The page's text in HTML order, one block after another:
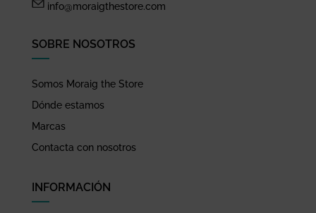
info@moraigthestore.com
SOBRE NOSOTROS
Somos Moraig the Store
Dónde estamos
Marcas
Contacta con nosotros
INFORMACIÓN